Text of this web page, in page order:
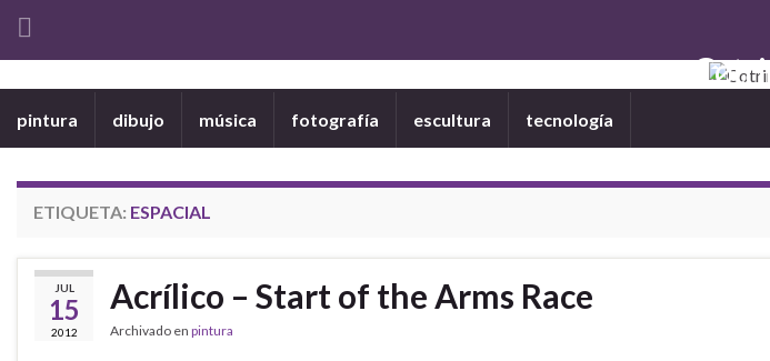
pintura dibujo música fotografía escultura tecnología
ETIQUETA: ESPACIAL
JUL
15
2012
Acrílico – Start of the Arms Race
Archivado en pintura